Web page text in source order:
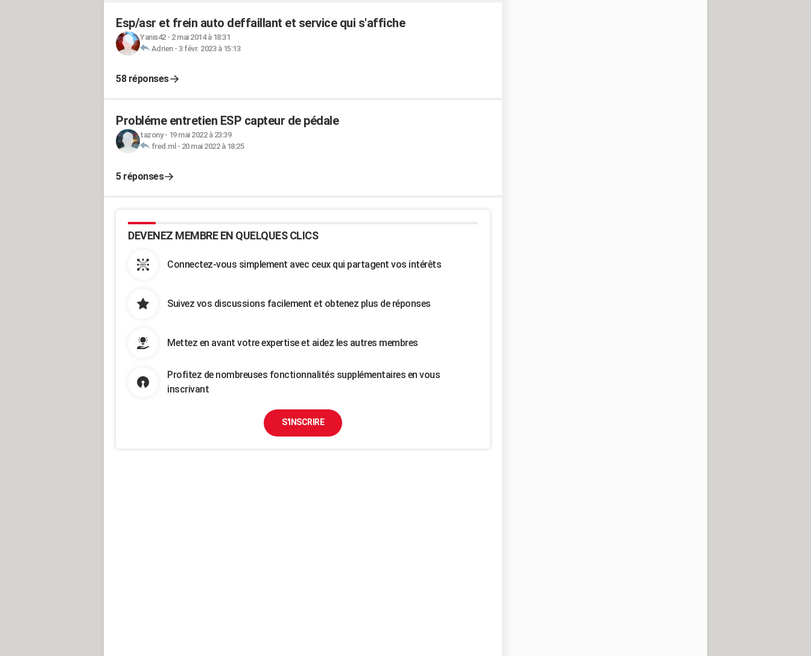
Esp/asr et frein auto deffaillant et service qui s'affiche
Yanis42- 2 mai 2014 à 18:31
Adrien- 3 févr. 2023 à 15:13
58 réponses
Probléme entretien ESP capteur de pédale
tazony- 19 mai 2022 à 23:39
fred.ml- 20 mai 2022 à 18:25
5 réponses
DEVENEZ MEMBRE EN QUELQUES CLICS
Connectez-vous simplement avec ceux qui partagent vos intérêts
Suivez vos discussions facilement et obtenez plus de réponses
Mettez en avant votre expertise et aidez les autres membres
Profitez de nombreuses fonctionnalités supplémentaires en vous
inscrivant
S'INSCRIRE